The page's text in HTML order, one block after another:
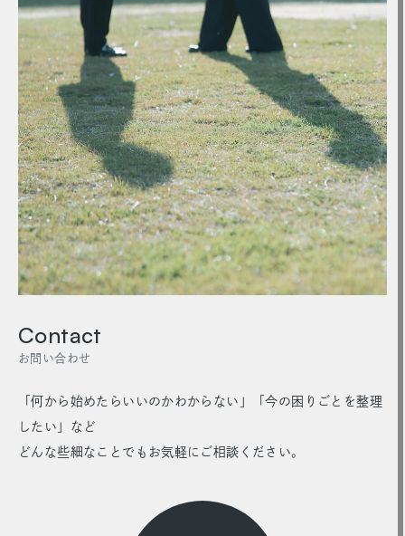
お問い合わせ
Contact
「何から始めたらいいのかわからない」「今の困りごとを整理
したい」など
どんな些細なことでもお気軽にご相談ください。